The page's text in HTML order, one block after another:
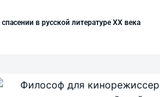
в русской литературе ХХ века